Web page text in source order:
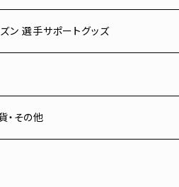
ン 選手サポートグッズ
汰
パーカー
・その他